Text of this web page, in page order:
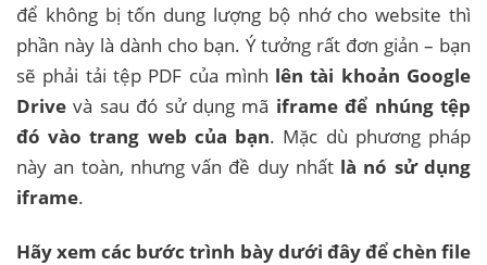
để không bị tốn dung lượng bộ nhớ cho website thì
phần này là dành cho bạn. Ý tưởng rất đơn giản – bạn
sẽ phải tải tệp PDF của mình lên tài khoản Google
Drive và sau đó sử dụng mã iframe để nhúng tệp
đó vào trang web của bạn. Mặc dù phương pháp
này an toàn, nhưng vấn đề duy nhất là nó sử dụng
iframe.
Hãy xem các bước trình bày dưới đây để chèn file